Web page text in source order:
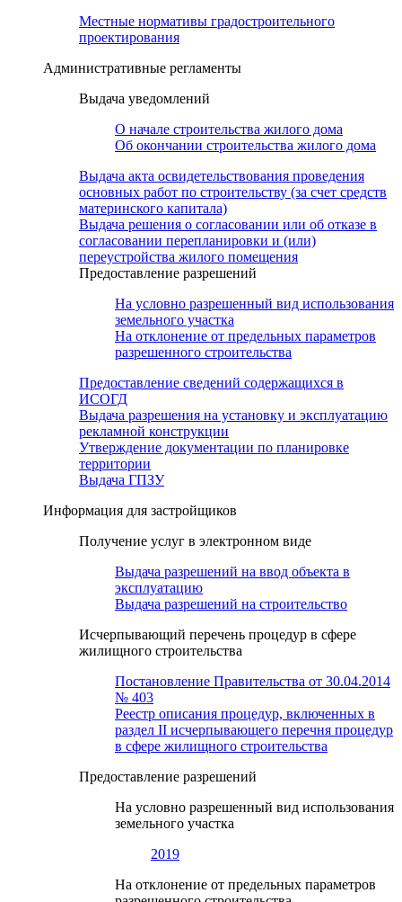
Местные нормативы градостроительного
проектирования
Административные регламенты
Выдача уведомлений
О начале строительства жилого дома
Об окончании строительства жилого дома
Выдача акта освидетельствования проведения
основных работ по строительству (за счет средств
материнского капитала)
Выдача решения о согласовании или об отказе в
согласовании перепланировки и (или)
переустройства жилого помещения
Предоставление разрешений
На условно разрешенный вид использования
земельного участка
На отклонение от предельных параметров
разрешенного строительства
Предоставление сведений содержащихся в
ИСОГД
Выдача разрешения на установку и эксплуатацию
рекламной конструкции
Утверждение документации по планировке
территории
Выдача ГПЗУ
Информация для застройщиков
Получение услуг в электронном виде
Выдача разрешений на ввод объекта в
эксплуатацию
Выдача разрешений на строительство
Исчерпывающий перечень процедур в сфере
жилищного строительства
Постановление Правительства от 30.04.2014
№ 403
Реестр описания процедур, включенных в
раздел II исчерпывающего перечня процедур
в сфере жилищного строительства
Предоставление разрешений
На условно разрешенный вид использования
земельного участка
2019
На отклонение от предельных параметров